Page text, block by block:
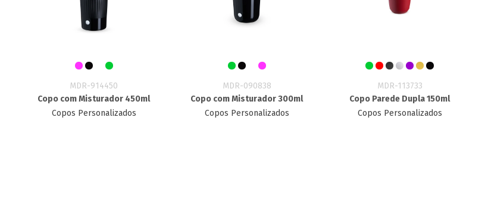
MDR-914450
Copo com Misturador 450ml
Copos Personalizados
MDR-090838
Copo com Misturador 300ml
Copos Personalizados
MDR-113733
Copo Parede Dupla 150ml
Copos Personalizados